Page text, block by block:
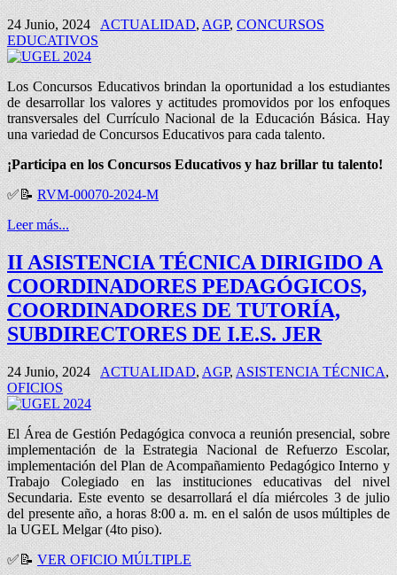
24 Junio, 2024 ACTUALIDAD, AGP, CONCURSOS
EDUCATIVOS
Los Concursos Educativos brindan la oportunidad a los estudiantes
de desarrollar los valores y actitudes promovidos por los enfoques
transversales del Currículo Nacional de la Educación Básica. Hay
una variedad de Concursos Educativos para cada talento.
¡Participa en los Concursos Educativos y haz brillar tu talento!
✅📝RVM-00070-2024-M
Leer más...
II ASISTENCIA TÉCNICA DIRIGIDO A
COORDINADORES PEDAGÓGICOS,
COORDINADORES DE TUTORÍA,
SUBDIRECTORES DE I.E.S. JER
24 Junio, 2024 ACTUALIDAD,AGP, ASISTENCIA TÉCNICA,
OFICIOS
El Área de Gestión Pedagógica convoca a reunión presencial, sobre
implementación de la Estrategia Nacional de Refuerzo Escolar,
implementación del Plan de Acompañamiento Pedagógico Interno y
Trabajo Colegiado en las instituciones educativas del nivel
Secundaria. Este evento se desarrollará el día miércoles 3 de julio
del presente año, a horas 8:00 a. m. en el salón de usos múltiples de
la UGEL Melgar (4to piso).
✅📝VER OFICIO MÚLTIPLE